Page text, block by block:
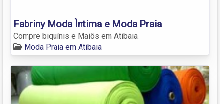
Fabriny Moda Ìntima e Moda Praia
Compre biquínis e Maiôs em Atibaia.
Moda Praia em Atibaia